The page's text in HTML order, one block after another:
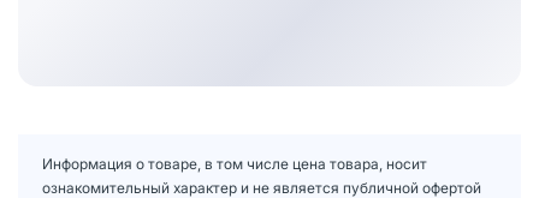
Информация о товаре, в том числе цена товара, носит
ознакомительный характер и не является публичной офертой